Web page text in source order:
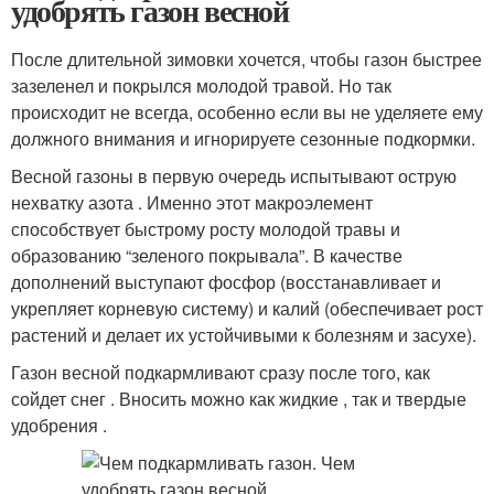
удобрять газон весной
После длительной зимовки хочется, чтобы газон быстрее
зазеленел и покрылся молодой травой. Но так
происходит не всегда, особенно если вы не уделяете ему
должного внимания и игнорируете сезонные подкормки.
Весной газоны в первую очередь испытывают острую
нехватку азота . Именно этот макроэлемент
способствует быстрому росту молодой травы и
образованию “зеленого покрывала”. В качестве
дополнений выступают фосфор (восстанавливает и
укрепляет корневую систему) и калий (обеспечивает рост
растений и делает их устойчивыми к болезням и засухе).
Газон весной подкармливают сразу после того, как
сойдет снег . Вносить можно как жидкие , так и твердые
удобрения .